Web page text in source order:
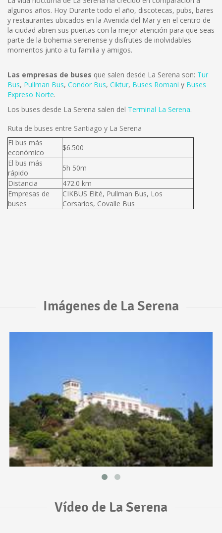
algunos años. Hoy Durante todo el año, discotecas, pubs, bares
y restaurantes ubicados en la Avenida del Mar y en el centro de
la ciudad abren sus puertas con la mejor atención para que seas
parte de la bohemia serenense y disfrutes de inolvidables
momentos junto a tu familia y amigos.
Las empresas de buses que salen desde La Serena son: Tur
Bus, Pullman Bus, Condor Bus, Ciktur, Buses Romani y Buses
Expreso Norte.
Los buses desde La Serena salen del Terminal La Serena.
Ruta de buses entre Santiago y La Serena
El bus más
económico
$6.500
El bus más
rápido
5h 50m
Distancia
472.0 km
Empresas de
buses
CIKBUS Elité, Pullman Bus, Los
Corsarios, Covalle Bus
Imágenes de La Serena
Vídeo de La Serena